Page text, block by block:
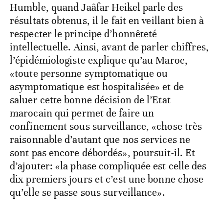
Humble, quand Jaâfar Heikel parle des
résultats obtenus, il le fait en veillant bien à
respecter le principe d’honnêteté
intellectuelle. Ainsi, avant de parler chiffres,
l’épidémiologiste explique qu’au Maroc,
«toute personne symptomatique ou
asymptomatique est hospitalisée» et de
saluer cette bonne décision de l’Etat
marocain qui permet de faire un
confinement sous surveillance, «chose très
raisonnable d’autant que nos services ne
sont pas encore débordés», poursuit-il. Et
d’ajouter: «la phase compliquée est celle des
dix premiers jours et c’est une bonne chose
qu’elle se passe sous surveillance».